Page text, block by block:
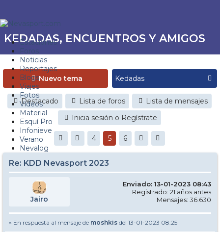
Estaciones
Foros
Noticias
Reportajes
Blogs
Viajes
Fotos
Videos
Material
Esquí Pro
Infonieve
Verano
Nevalog
KEDADAS, ENCUENTROS Y AMIGOS
Nuevo tema
Destacado Lista de foros
Lista de mensajes
Inicia sesión o Regístrate
4 5 6
Re: KDD Nevasport 2023
Jairo
Enviado: 13-01-2023 08:43
Registrado: 21 años antes
Mensajes: 36.630
» En respuesta al mensaje de moshkis del 13-01-2023 08:25